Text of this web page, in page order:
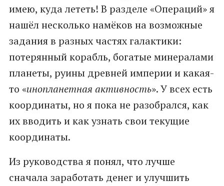
имею, куда лететь! В разделе «Операций» я
нашёл несколько намёков на возможные
задания в разных частях галактики:
потерянный корабль, богатые минералами
планеты, руины древней империи и какая-
то «инопланетная активность». У всех есть
координаты, но я пока не разобрался, как
их вводить и как узнать свои текущие
координаты.
Из руководства я понял, что лучше
сначала заработать денег и улучшить